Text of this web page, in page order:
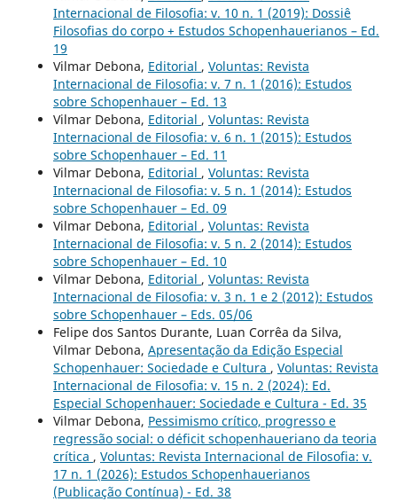
Internacional de Filosofia: v. 10 n. 1 (2019): Dossiê
Filosofias do corpo + Estudos Schopenhauerianos – Ed.
19
Vilmar Debona, Editorial , Voluntas: Revista
Internacional de Filosofia: v. 7 n. 1 (2016): Estudos
sobre Schopenhauer – Ed. 13
Vilmar Debona, Editorial , Voluntas: Revista
Internacional de Filosofia: v. 6 n. 1 (2015): Estudos
sobre Schopenhauer – Ed. 11
Vilmar Debona, Editorial , Voluntas: Revista
Internacional de Filosofia: v. 5 n. 1 (2014): Estudos
sobre Schopenhauer – Ed. 09
Vilmar Debona, Editorial , Voluntas: Revista
Internacional de Filosofia: v. 5 n. 2 (2014): Estudos
sobre Schopenhauer – Ed. 10
Vilmar Debona, Editorial , Voluntas: Revista
Internacional de Filosofia: v. 3 n. 1 e 2 (2012): Estudos
sobre Schopenhauer – Eds. 05/06
Felipe dos Santos Durante, Luan Corrêa da Silva,
Vilmar Debona, Apresentação da Edição Especial
Schopenhauer: Sociedade e Cultura , Voluntas: Revista
Internacional de Filosofia: v. 15 n. 2 (2024): Ed.
Especial Schopenhauer: Sociedade e Cultura - Ed. 35
Vilmar Debona, Pessimismo crítico, progresso e
regressão social: o déficit schopenhaueriano da teoria
crítica , Voluntas: Revista Internacional de Filosofia: v.
17 n. 1 (2026): Estudos Schopenhauerianos
(Publicação Contínua) - Ed. 38